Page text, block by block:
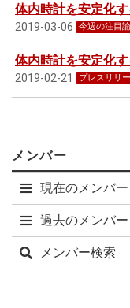
体内時計を安定化
2019-03-06 今週の注目
体内時計を安定化
2019-02-21 プレスリリ
メンバー
現在のメンバー
過去のメンバー
メンバー検索